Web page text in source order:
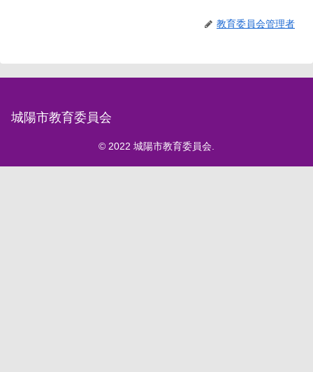
教育委員会管理者
城陽市教育委員会
© 2022 城陽市教育委員会.